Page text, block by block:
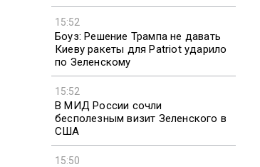
15:52
Боуз: Решение Трампа не давать
Киеву ракеты для Patriot ударило
по Зеленскому
15:52
В МИД России сочли
бесполезным визит Зеленского в
США
15:50